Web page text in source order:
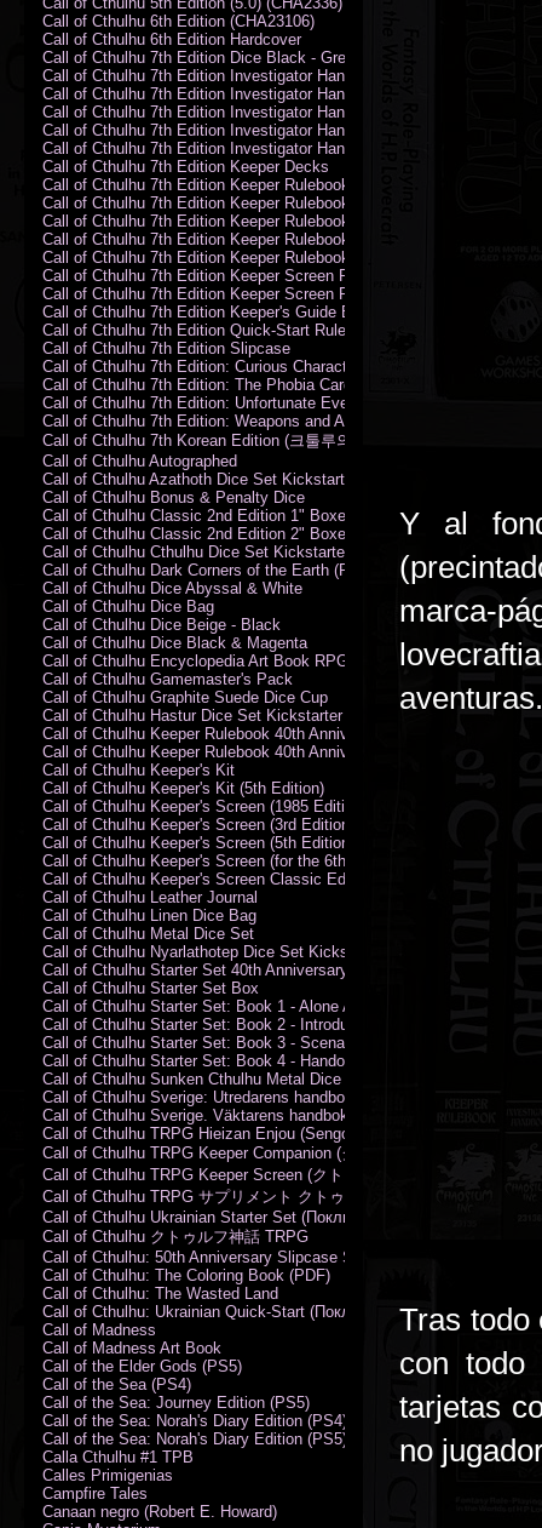
Y al
marca-
aventuras.
Tras todo
con todo
tarjetas
no
Call of Cthulhu 6th Edition (CHA23106)
Call of Cthulhu 6th Edition Hardcover
Call of Cthulhu 7th Edition Dice Black - Green
Call of Cthulhu 7th Edition Investigator Handbook (PDF)
Call of Cthulhu 7th Edition Investigator Handbook Backer Proof (PDF)
Call of Cthulhu 7th Edition Investigator Handbook Hardcover
Call of Cthulhu 7th Edition Investigator Handbook Leatherette
Call of Cthulhu 7th Edition Investigator Handbook Softcover
Call of Cthulhu 7th Edition Keeper Decks
Call of Cthulhu 7th Edition Keeper Rulebook (PDF)
Call of Cthulhu 7th Edition Keeper Rulebook Backer Proof (PDF)
Call of Cthulhu 7th Edition Keeper Rulebook Hardcover
Call of Cthulhu 7th Edition Keeper Rulebook Leatherette
Call of Cthulhu 7th Edition Keeper Rulebook Softcover
Call of Cthulhu 7th Edition Keeper Screen Pack
Call of Cthulhu 7th Edition Keeper Screen Pack (PDF)
Call of Cthulhu 7th Edition Keeper's Guide El Artesano del Rey Edition
Call of Cthulhu 7th Edition Quick-Start Rules (PDF)
Call of Cthulhu 7th Edition Slipcase
Call of Cthulhu 7th Edition: Curious Characters Card Deck
Call of Cthulhu 7th Edition: The Phobia Card Deck
Call of Cthulhu 7th Edition: Unfortunate Events Card Deck
Call of Cthulhu 7th Edition: Weapons and Artifacts Card Deck
Call of Cthulhu 7th Korean Edition (크툴루의 부름: 수호자 룰북)
Call of Cthulhu Autographed
Call of Cthulhu Azathoth Dice Set Kickstarter Edition
Call of Cthulhu Bonus & Penalty Dice
Call of Cthulhu Classic 2nd Edition 1" Boxed Rules Set
Call of Cthulhu Classic 2nd Edition 2" Boxed Rules Set
Call of Cthulhu Cthulhu Dice Set Kickstarter Edition
Call of Cthulhu Dark Corners of the Earth (PC)
Call of Cthulhu Dice Abyssal & White
Call of Cthulhu Dice Bag
Call of Cthulhu Dice Beige - Black
Call of Cthulhu Dice Black & Magenta
Call of Cthulhu Encyclopedia Art Book RPG KA
Call of Cthulhu Gamemaster's Pack
Call of Cthulhu Graphite Suede Dice Cup
Call of Cthulhu Hastur Dice Set Kickstarter Edition
Call of Cthulhu Keeper Rulebook 40th Anniversary Edition
Call of Cthulhu Keeper Rulebook 40th Anniversary Edition (PDF)
Call of Cthulhu Keeper's Kit
Call of Cthulhu Keeper's Kit (5th Edition)
Call of Cthulhu Keeper's Screen (1985 Edition)
Call of Cthulhu Keeper's Screen (3rd Edition)
Call of Cthulhu Keeper's Screen (5th Edition)
Call of Cthulhu Keeper's Screen (for the 6th Edition Rules)
Call of Cthulhu Keeper's Screen Classic Edition
Call of Cthulhu Leather Journal
Call of Cthulhu Linen Dice Bag
Call of Cthulhu Metal Dice Set
Call of Cthulhu Nyarlathotep Dice Set Kickstarter Edition
Call of Cthulhu Starter Set 40th Anniversary Edition
Call of Cthulhu Starter Set Box
Call of Cthulhu Starter Set: Book 1 - Alone Against the Flames
Call of Cthulhu Starter Set: Book 2 - Introductory Rules
Call of Cthulhu Starter Set: Book 3 - Scenarios
Call of Cthulhu Starter Set: Book 4 - Handouts
Call of Cthulhu Sunken Cthulhu Metal Dice Set
Call of Cthulhu Sverige: Utredarens handbok (PDF)
Call of Cthulhu Sverige. Väktarens handbok
Call of Cthulhu TRPG Hieizan Enjou (Sengoku Period)
Call of Cthulhu TRPG Keeper Companion (クトゥルフ神話TRPG キー
Call of Cthulhu TRPG Keeper Screen (クトゥルフ神話TRPG キーパー
Call of Cthulhu TRPG サプリメント クトゥルフ2015
Call of Cthulhu Ukrainian Starter Set (Поклик Ктулху. Базовий набір)
Call of Cthulhu クトゥルフ神話 TRPG
Call of Cthulhu: 50th Anniversary Slipcase Set
Call of Cthulhu: The Coloring Book (PDF)
Call of Cthulhu: The Wasted Land
Call of Cthulhu: Ukrainian Quick-Start (Поклик Ктулху. Швидкий
Call of Madness
Call of Madness Art Book
Call of the Elder Gods (PS5)
Call of the Sea (PS4)
Call of the Sea: Journey Edition (PS5)
Call of the Sea: Norah's Diary Edition (PS4)
Call of the Sea: Norah's Diary Edition (PS5)
Calla Cthulhu #1 TPB
Calles Primigenias
Campfire Tales
Canaan negro (Robert E. Howard)